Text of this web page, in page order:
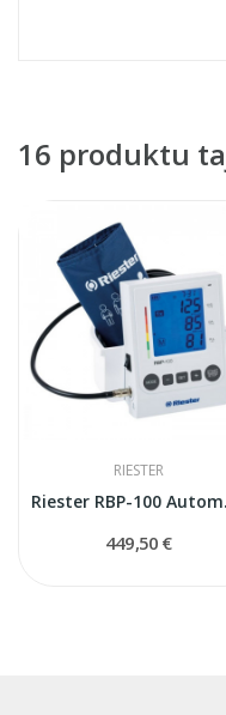
16 produktu
RIESTER
449,50 €